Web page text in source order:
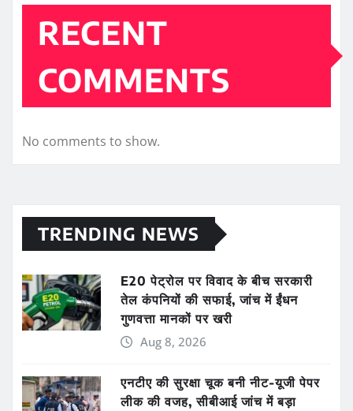
RECENT
COMMENTS
No comments to show.
TRENDING NEWS
E20 पेट्रोल पर विवाद के बीच सरकारी
तेल कंपनियों की सफाई, जांच में ईंधन
गुणवत्ता मानकों पर खरी
Aug 8, 2026
एनटीए की सुरक्षा चूक बनी नीट-यूजी पेपर
लीक की वजह, सीबीआई जांच में बड़ा